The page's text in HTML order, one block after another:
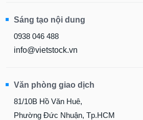
Sáng tạo nội dung
0938 046 488
info@vietstock.vn
Văn phòng giao dịch
81/10B Hồ Văn Huê,
Phường Đức Nhuận, Tp.HCM